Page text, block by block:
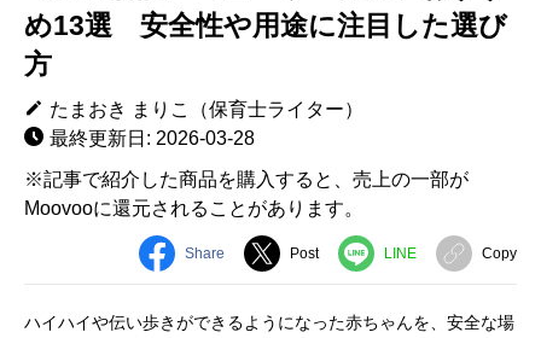
め13選 安全性や用途に注目した選び
方
たまおき まりこ（保育士ライター）
最終更新日: 2026-03-28
※記事で紹介した商品を購入すると、売上の一部が
Moovooに還元されることがあります。
Share Post LINE Copy
ハイハイや伝い歩きができるようになった赤ちゃんを、安全な場